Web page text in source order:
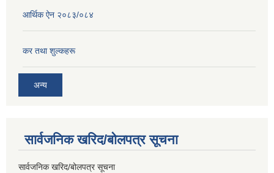
आर्थिक ऐन २०८३/०८४
कर तथा शुल्कहरू
अन्य
सार्वजनिक खरिद/बोलपत्र सूचना
सार्वजनिक खरिद/बोलपत्र सूचना